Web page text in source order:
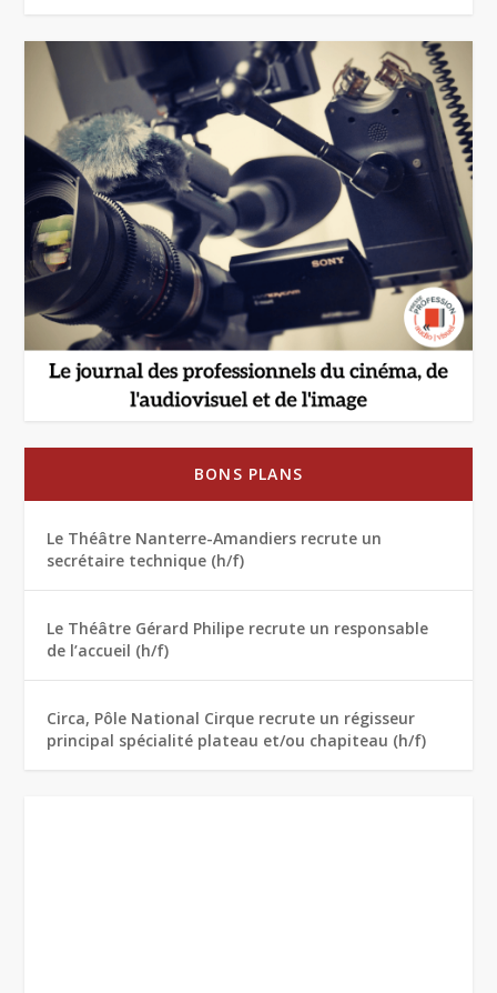
BONS PLANS
Le Théâtre Nanterre-Amandiers recrute un
secrétaire technique (h/f)
Le Théâtre Gérard Philipe recrute un responsable
de l’accueil (h/f)
Circa, Pôle National Cirque recrute un régisseur
principal spécialité plateau et/ou chapiteau (h/f)